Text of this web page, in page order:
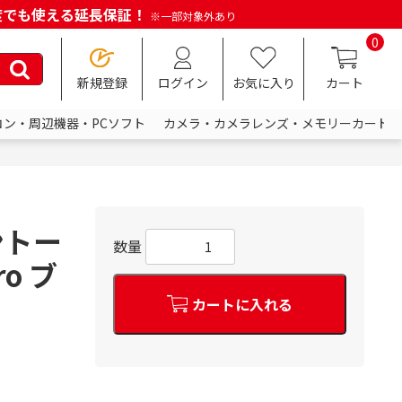
も使える延長保証！ ※一部対象外あり
新規登録 ログイン お気に入り
0
カート
・周辺機器・PCソフト カメラ・カメラレンズ・メモリーカード
ー
ブ
数量
カートに入れる